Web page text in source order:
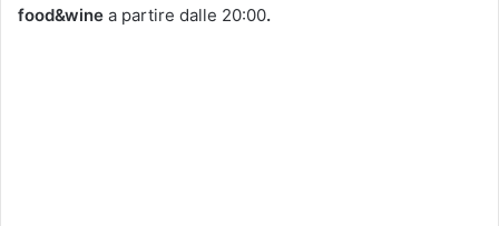
food&wine a partire dalle 20:00.